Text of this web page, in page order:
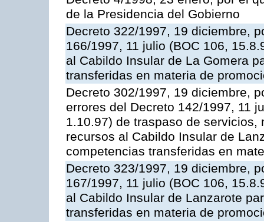
de la Presidencia del Gobierno
Decreto 322/1997, 19 diciembre,
166/1997, 11 julio (BOC 106,
al Cabildo Insular de La Gomera
transferidas en materia de
Decreto 302/1997, 19 diciembre,
errores del Decreto 142/1997, 11
1.10.97) de traspaso de
recursos al Cabildo Insular de
competencias transferidas en
Decreto 323/1997, 19 diciembre,
167/1997, 11 julio (BOC 106,
al Cabildo Insular de Lanzarote
transferidas en materia de